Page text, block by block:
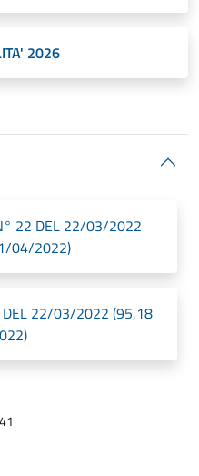
2026
22 DEL 22/03/2022
04/2022)
DEL 22/03/2022 (95,18